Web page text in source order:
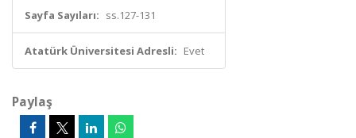
Sayfa Sayıları: ss.127-131
Atatürk Üniversitesi Adresli: Evet
Paylaş